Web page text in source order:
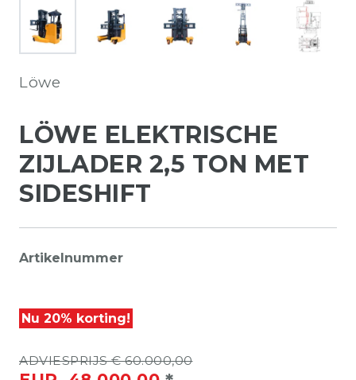
Löwe
LÖWE ELEKTRISCHE
ZIJLADER 2,5 TON MET
SIDESHIFT
Artikelnummer
Nu 20% korting!
ADVIESPRIJS € 60.000,00